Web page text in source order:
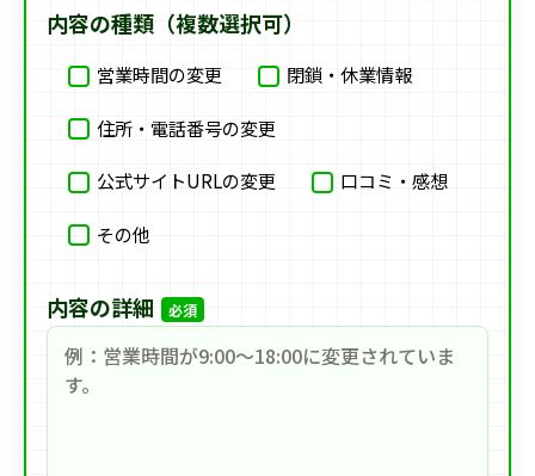
内容の種類（複数選択可）
営業時間の変更 閉鎖・休業情報
住所・電話番号の変更
公式サイトURLの変更 口コミ・感想
その他
内容の詳細 必須